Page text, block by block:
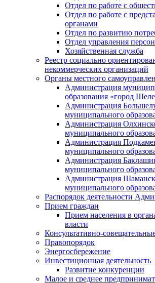
Отдел по работе с
Отдел по работе с
органами
Отдел по развитию
Отдел управления
Хозяйственная служба
Реестр социально
некоммерческих организаций
Органы местного
Администрация
образования «город
Администрация
муниципального
Администрация
муниципального
Администрация
муниципального
Администрация
муниципального
Администрация
муниципального
Распорядок деятельности
Прием граждан
Прием населения в
власти
Консультативно-
Правопорядок
Энергосбережение
Инвестиционная деятельность
Развитие конкуренции
Малое и среднее